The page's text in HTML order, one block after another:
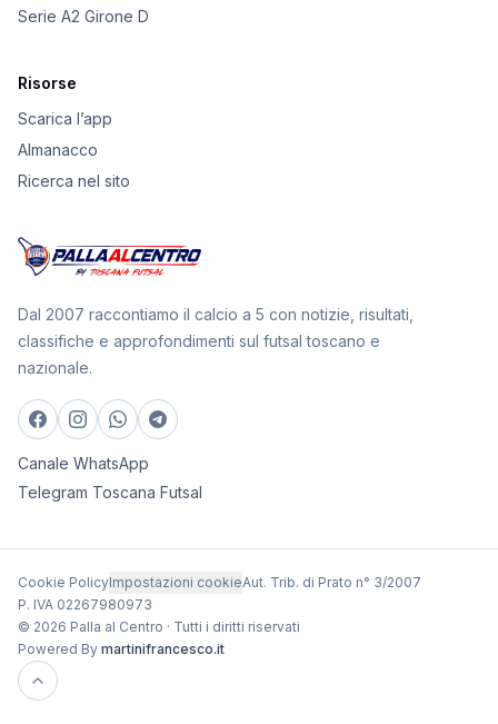
Serie A2 Girone D
Risorse
Scarica l’app
Almanacco
Ricerca nel sito
Dal 2007 raccontiamo il calcio a 5 con notizie, risultati,
classifiche e approfondimenti sul futsal toscano e
nazionale.
Canale WhatsApp
Telegram Toscana Futsal
Cookie PolicyImpostazioni cookieAut. Trib. di Prato n° 3/2007
P. IVA 02267980973
© 2026 Palla al Centro · Tutti i diritti riservati
Powered By martinifrancesco.it